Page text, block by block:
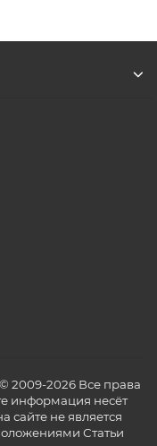
2009-2026 Все права
информация несёт
сайте не является
Статьи